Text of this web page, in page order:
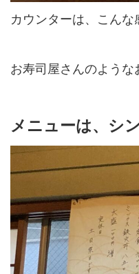
カウンターは、こんな
お寿司屋さんのような
メニューは、シ